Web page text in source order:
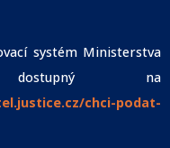
systém Ministerstva
na
chci-podat-